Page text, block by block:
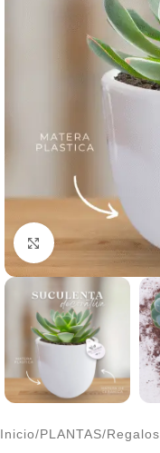
Click to enlarge
Inicio/PLANTAS/Regalos